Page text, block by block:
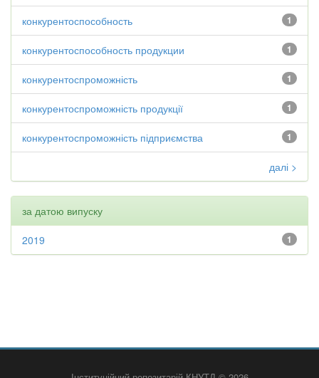
1
конкурентоспособность
1
конкурентоспособность продукции
1
конкурентоспроможність
1
конкурентоспроможність продукції
1
конкурентоспроможність підприємства
далі >
за датою випуску
1
2019